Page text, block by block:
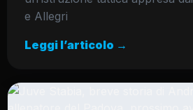
e Allegri
Leggi l’articolo →